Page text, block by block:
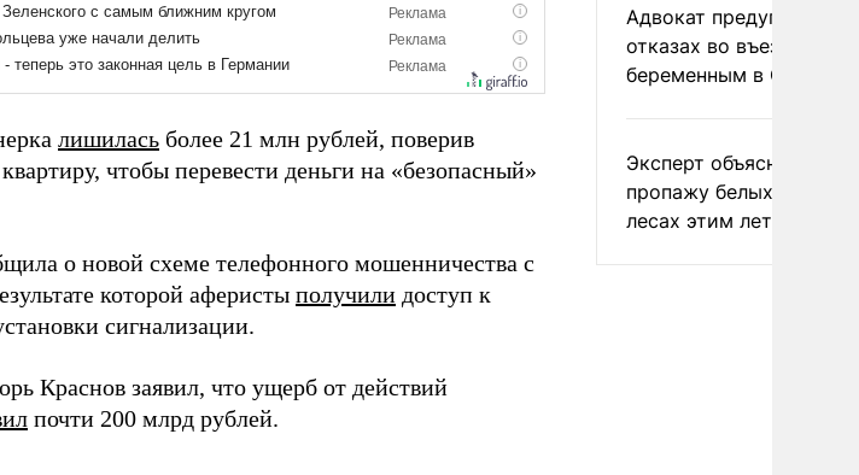
лишилась более 21 млн рублей, поверив
чтобы перевести деньги на «безопасный»
о новой схеме телефонного мошенничества с
которой аферисты получили доступ к
сигнализации.
Краснов заявил, что ущерб от действий
почти 200 млрд рублей.
Адвокат предупредил
отказах во въезде
беременным в США
Эксперт объяснил
пропажу белых грибов
лесах этим летом